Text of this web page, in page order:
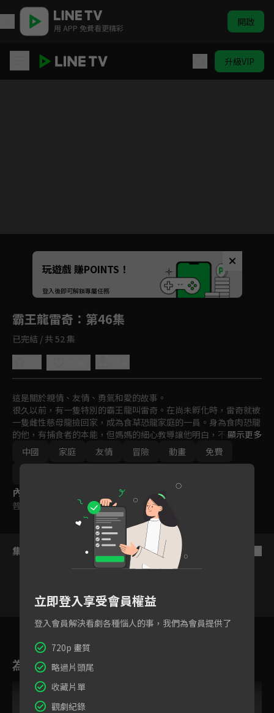
用 APP 免費看更精彩 開啟
升級VIP
Unmute
如有不便請見諒
玩遊戲 賺POINTS！
登入後即可解鎖專屬任務
霸王龍雷奇 ：第46集
已完結 / 共 52 集
這是關於親情、友情、勇氣和愛的故事。
很久以前，有一隻特別的霸王龍叫雷奇。在尚未孵化時，雷奇就被
一隻雌性慈母龍撿回家，成為食草恐龍家庭的一員。身為食肉恐龍
的他，有捕食者的本能，但媽媽的細心教導讓他明白，不能傷害他
人，雷奇努力克制，成為一隻外表兇猛，但心地善良的霸王龍。在
與家人、朋友、鄰居們的相處，雷奇與性格各異的恐龍朋友們相互
理解、陪伴，體會親情、友情的溫暖，學會勇敢和愛，一起快樂生
顯示更多
中國
家庭 友情 冒險 動畫
免費
內容標籤
普遍級
集數列表
44 45 46 47 48
為您推薦
立即登入享受會員權益
登入會員解決看劇各種惱人的事，我們為會員提供了
720p 畫質
略過片頭尾
收藏片單
觀劇紀錄